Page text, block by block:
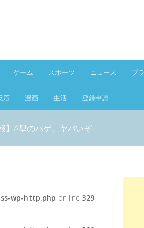
ゲーム スポーツ ニュース プ
応 漫画 生活 登録申請
】A型のハゲ、ヤバいぞ……
wp-http.php on line 329